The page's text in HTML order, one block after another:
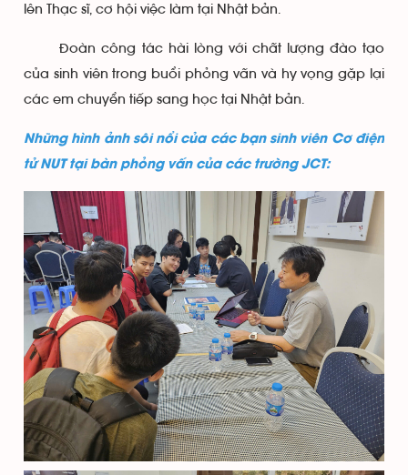
lên Thạc sĩ, cơ hội việc làm tại Nhật bản.
Đoàn công tác hài lòng với chất lượng đào tạo
của sinh viên trong buổi phỏng vấn và hy vọng gặp lại
các em chuyển tiếp sang học tại Nhật bản.
Những hình ảnh sôi nổi của các bạn sinh viên Cơ điện
tử NUT tại bàn phỏng vấn của các trường JCT: